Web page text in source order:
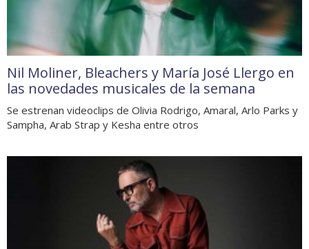
Nil Moliner, Bleachers y María José Llergo en
las novedades musicales de la semana
Se estrenan videoclips de Olivia Rodrigo, Amaral, Arlo Parks y
Sampha, Arab Strap y Kesha entre otros